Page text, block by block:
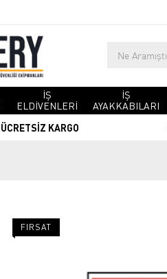
İŞ
ELDİVENLERİ
İŞ
AYAKKABILARI
ÜCRETSİZ KARGO
FIRSAT